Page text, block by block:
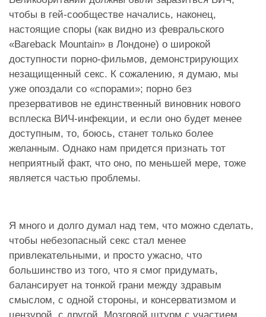
чтобы в гей-сообществе начались, наконец,
настоящие споры (как видно из февральского
«Bareback Mountain» в Лондоне) о широкой
доступности порно-фильмов, демонстрирующих
незащищенный секс. К сожалению, я думаю, мы
уже опоздали со «спорами»; порно без
презервативов не единственный виновник нового
всплеска ВИЧ-инфекции, и если оно будет менее
доступным, то, боюсь, станет только более
желанным. Однако нам придется признать тот
неприятный факт, что оно, по меньшей мере, тоже
является частью проблемы.
Я много и долго думал над тем, что можно сделать,
чтобы небезопасный секс стал менее
привлекательными, и просто ужасно, что
большинство из того, что я смог придумать,
балансирует на тонкой грани между здравым
смыслом, с одной стороны, и консерватизмом и